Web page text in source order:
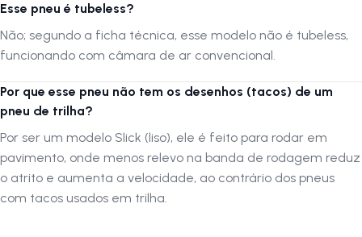
Esse pneu é tubeless?
Não; segundo a ficha técnica, esse modelo não é tubeless,
funcionando com câmara de ar convencional.
Por que esse pneu não tem os desenhos (tacos) de um
pneu de trilha?
Por ser um modelo Slick (liso), ele é feito para rodar em
pavimento, onde menos relevo na banda de rodagem reduz
o atrito e aumenta a velocidade, ao contrário dos pneus
com tacos usados em trilha.